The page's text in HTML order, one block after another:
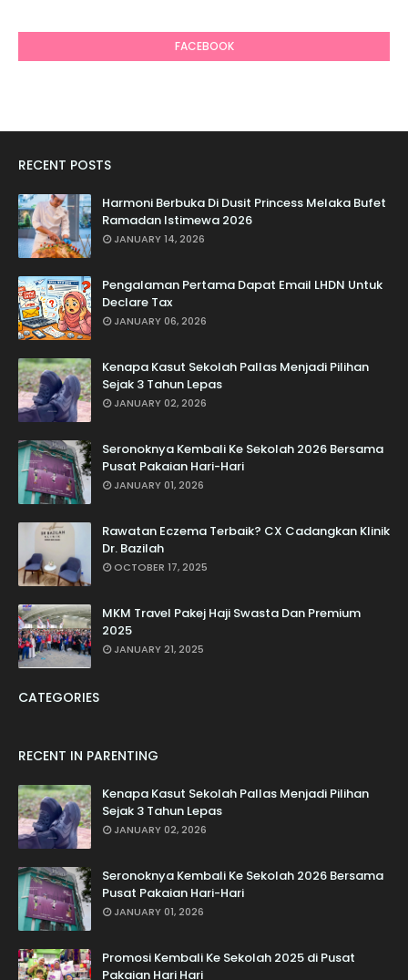
FACEBOOK
RECENT POSTS
Harmoni Berbuka Di Dusit Princess Melaka Bufet
Ramadan Istimewa 2026
JANUARY 14, 2026
Pengalaman Pertama Dapat Email LHDN Untuk
Declare Tax
JANUARY 06, 2026
Kenapa Kasut Sekolah Pallas Menjadi Pilihan
Sejak 3 Tahun Lepas
JANUARY 02, 2026
Seronoknya Kembali Ke Sekolah 2026 Bersama
Pusat Pakaian Hari-Hari
JANUARY 01, 2026
Rawatan Eczema Terbaik? CX Cadangkan Klinik
Dr. Bazilah
OCTOBER 17, 2025
MKM Travel Pakej Haji Swasta Dan Premium
2025
JANUARY 21, 2025
CATEGORIES
RECENT IN PARENTING
Kenapa Kasut Sekolah Pallas Menjadi Pilihan
Sejak 3 Tahun Lepas
JANUARY 02, 2026
Seronoknya Kembali Ke Sekolah 2026 Bersama
Pusat Pakaian Hari-Hari
JANUARY 01, 2026
Promosi Kembali Ke Sekolah 2025 di Pusat
Pakaian Hari Hari